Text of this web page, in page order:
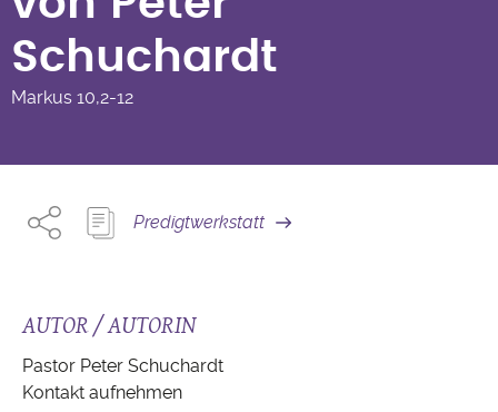
Schuchardt
Markus 10,2-12
Predigtwerkstatt
AUTOR / AUTORIN
Pastor Peter Schuchardt
Kontakt aufnehmen